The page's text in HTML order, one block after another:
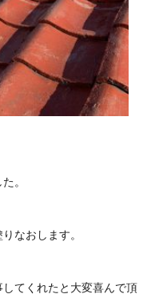
。
なおします。
てくれたと大変喜んで頂